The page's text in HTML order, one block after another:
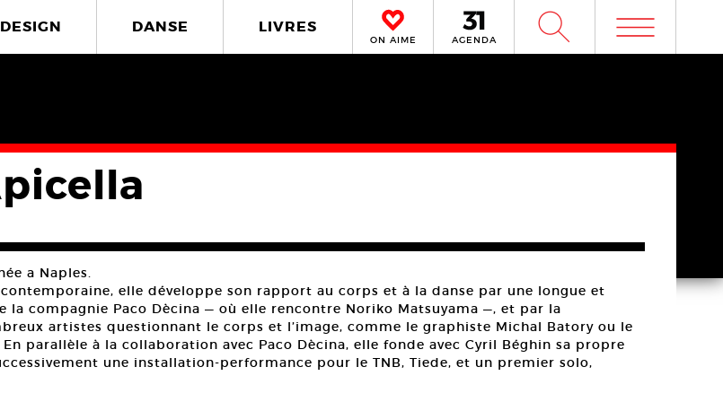
DESIGN DANSE LIVRES
ON AIME AGENDA W m
a Naples.
elle développe son rapport au corps et à la danse par une longue et
la compagnie Paco Dècina — où elle rencontre Noriko Matsuyama —, et par la
artistes questionnant le corps et l’image, comme le graphiste Michal Batory ou le
parallèle à la collaboration avec Paco Dècina, elle fonde avec Cyril Béghin sa propre
une installation-performance pour le TNB, Tiede, et un premier solo,